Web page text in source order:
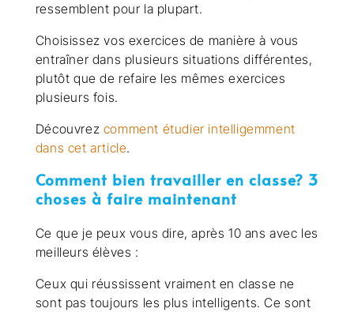
ressemblent pour la plupart.
Choisissez vos exercices de manière à vous
entraîner dans plusieurs situations différentes,
plutôt que de refaire les mêmes exercices
plusieurs fois.
Découvrez comment étudier intelligemment
dans cet article.
Comment bien travailler en classe? 3
choses à faire maintenant
Ce que je peux vous dire, après 10 ans avec les
meilleurs élèves :
Ceux qui réussissent vraiment en classe ne
sont pas toujours les plus intelligents. Ce sont